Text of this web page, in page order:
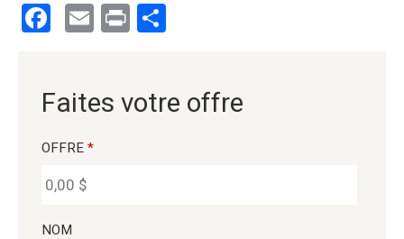
Facebook
Email
Print
Faites votre offre
OFFRE *
NOM